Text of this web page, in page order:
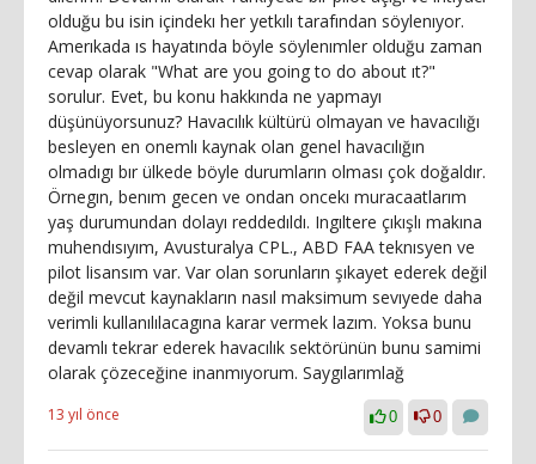
olduğu bu isin içindekı her yetkılı tarafından söylenıyor.
Amerıkada ıs hayatında böyle söylenımler olduğu zaman
cevap olarak "What are you going to do about ıt?"
sorulur. Evet, bu konu hakkında ne yapmayı
düşünüyorsunuz? Havacılık kültürü olmayan ve havacılığı
besleyen en onemlı kaynak olan genel havacılığın
olmadıgı bır ülkede böyle durumların olması çok doğaldır.
Örnegın, benım gecen ve ondan oncekı muracaatlarım
yaş durumundan dolayı reddedıldı. Ingıltere çıkışlı makına
muhendısıyım, Avusturalya CPL., ABD FAA teknısyen ve
pilot lisansım var. Var olan sorunların şıkayet ederek değil
değil mevcut kaynakların nasıl maksimum sevıyede daha
verimli kullanılılacagına karar vermek lazım. Yoksa bunu
devamlı tekrar ederek havacılık sektörünün bunu samimi
olarak çözeceğine inanmıyorum. Saygılarımlağ
13 yıl önce 0 0